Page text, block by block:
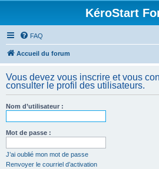
KéroStart
FAQ
Accueil du forum
Vous devez vous inscrire et vous
consulter le profil des utilisateurs.
Nom d’utilisateur :
Mot de passe :
J’ai oublié mon mot de passe
Renvoyer le courriel d’activation